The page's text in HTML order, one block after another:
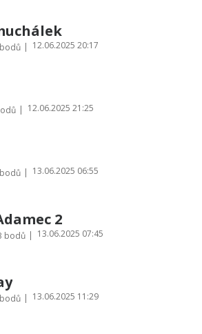
| 12.06.2025 20:17
| 12.06.2025 21:25
| 13.06.2025 06:55
2
bodů | 13.06.2025 07:45
| 13.06.2025 11:29